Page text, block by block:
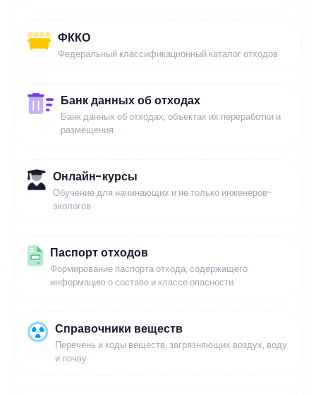
ФККО
Федеральный классификационный каталог отходов
Банк данных об отходах
Банк данных об отходах, объектах их переработки и
размещения
Онлайн-курсы
Обучение для начинающих и не только инженеров-
экологов
Паспорт отходов
Формирование паспорта отхода, содержащего
информацию о составе и классе опасности
Справочники веществ
Перечень и коды веществ, загрязняющих воздух, воду
и почву